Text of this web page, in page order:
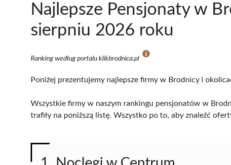
Najlepsze Pensjonaty w
sierpniu 2026 roku
Ranking według portalu klikbrodnica.pl
Poniżej prezentujemy najlepsze firmy w Brodnicy i
Wszystkie firmy w naszym rankingu pensjonatów w
trafiły na poniższą listę. Wszystko po to, aby znaleźć